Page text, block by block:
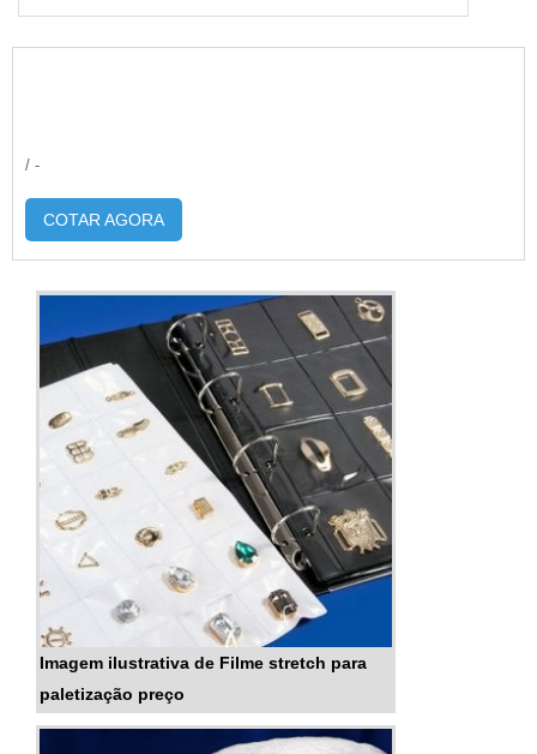
/ -
COTAR AGORA
Imagem ilustrativa de Filme stretch para
paletização preço